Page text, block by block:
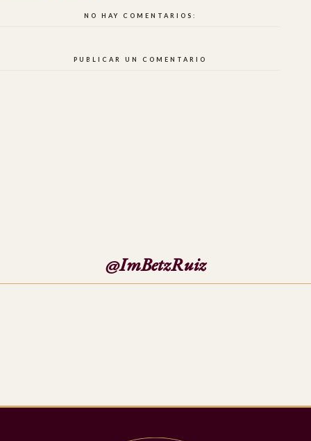
NO HAY COMENTARIOS:
PUBLICAR UN COMENTARIO
@ImBetzRuiz